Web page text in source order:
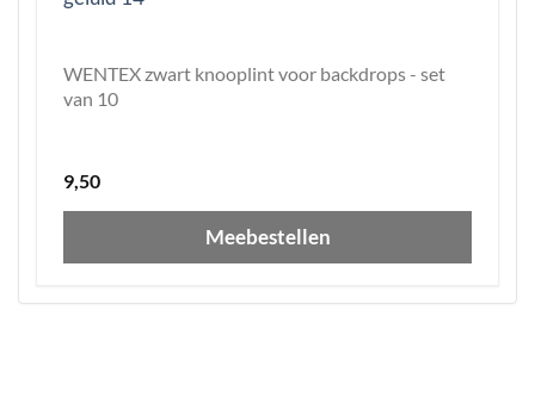
WENTEX zwart knooplint voor backdrops - set
van 10
9,50
Meebestellen